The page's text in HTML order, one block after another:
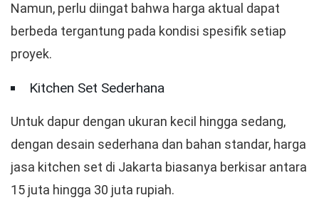
Namun, perlu diingat bahwa harga aktual dapat
berbeda tergantung pada kondisi spesifik setiap
proyek.
Kitchen Set Sederhana
Untuk dapur dengan ukuran kecil hingga sedang,
dengan desain sederhana dan bahan standar, harga
jasa kitchen set di Jakarta biasanya berkisar antara
15 juta hingga 30 juta rupiah.